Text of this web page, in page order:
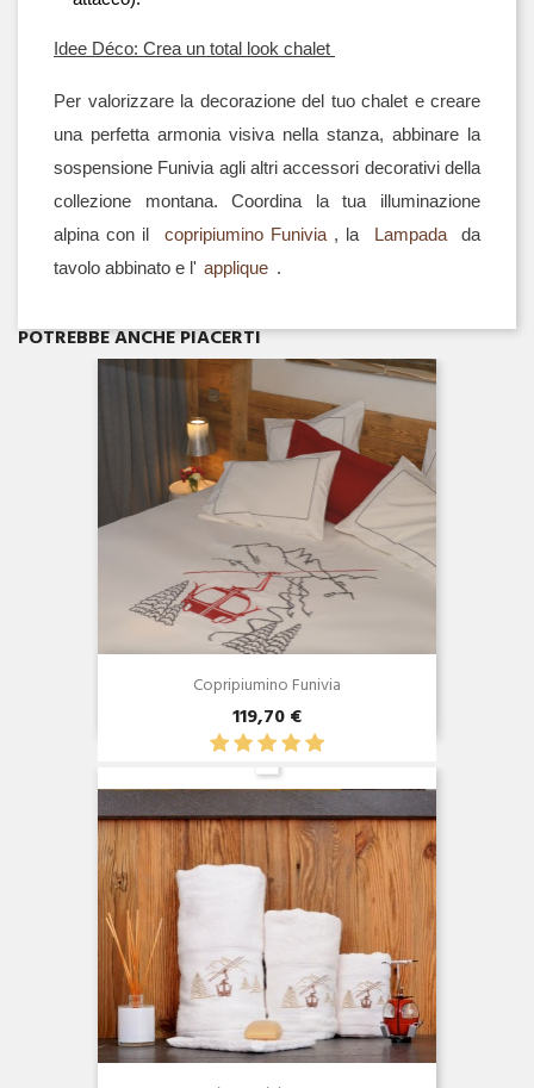
Idee Déco: Crea un total look chalet
Per valorizzare la decorazione del tuo chalet e creare
una perfetta armonia visiva nella stanza, abbinare la
sospensione Funivia agli altri accessori decorativi della
collezione montana. Coordina la tua illuminazione
alpina con il
copripiumino Funivia , la Lampada
da
tavolo abbinato e l' applique .
POTREBBE ANCHE PIACERTI
Anteprima
Copripiumino Funivia
119,70 €
Anteprima